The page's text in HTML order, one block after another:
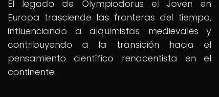
El legado de Olympiodorus el Joven en
Europa trasciende las fronteras del tiempo,
influenciando a alquimistas medievales y
contribuyendo a la transición hacia el
pensamiento científico renacentista en el
continente.